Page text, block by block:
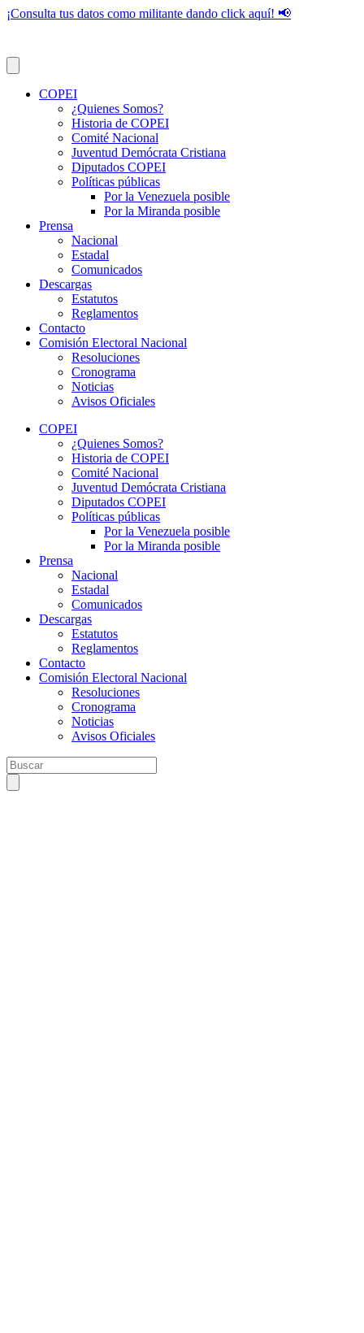
¡Consulta tus datos como militante dando click aquí! 📢
COPEI
¿Quienes Somos?
Historia de COPEI
Comité Nacional
Juventud Demócrata Cristiana
Diputados COPEI
Políticas públicas
Por la Venezuela posible
Por la Miranda posible
Prensa
Nacional
Estadal
Comunicados
Descargas
Estatutos
Reglamentos
Contacto
Comisión Electoral Nacional
Resoluciones
Cronograma
Noticias
Avisos Oficiales
COPEI
¿Quienes Somos?
Historia de COPEI
Comité Nacional
Juventud Demócrata Cristiana
Diputados COPEI
Políticas públicas
Por la Venezuela posible
Por la Miranda posible
Prensa
Nacional
Estadal
Comunicados
Descargas
Estatutos
Reglamentos
Contacto
Comisión Electoral Nacional
Resoluciones
Cronograma
Noticias
Avisos Oficiales